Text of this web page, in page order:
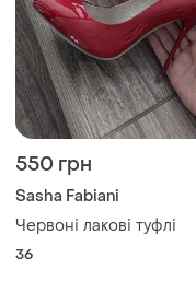
550 грн
Sasha Fabiani
Червоні лакові туфлі
36